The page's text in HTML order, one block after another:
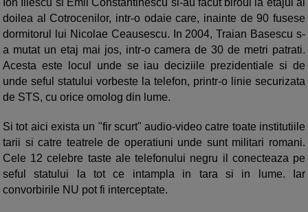
doilea al Cotrocenilor, intr-o odaie care, inainte de 90 fusese
dormitorul lui Nicolae Ceausescu. In 2004, Traian Basescu s-
a mutat un etaj mai jos, intr-o camera de 30 de metri patrati.
Acesta este locul unde se iau deciziile prezidentiale si de
unde seful statului vorbeste la telefon, printr-o linie securizata
de STS, cu orice omolog din lume.
Si tot aici exista un "fir scurt" audio-video catre toate institutiile
tarii si catre teatrele de operatiuni unde sunt militari romani.
Cele 12 celebre taste ale telefonului negru il conecteaza pe
seful statului la tot ce intampla in tara si in lume. Iar
convorbirile NU pot fi interceptate.